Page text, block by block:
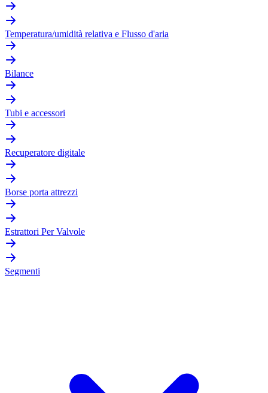
Temperatura/umidità relativa e Flusso d'aria
Bilance
Tubi e accessori
Recuperatore digitale
Borse porta attrezzi
Estrattori Per Valvole
Segmenti